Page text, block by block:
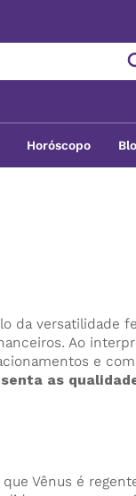
Horóscopo
da versatilidade
Ao
e
as
Vênus é